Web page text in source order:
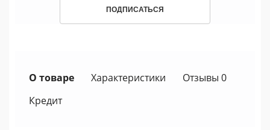
ПОДПИСАТЬСЯ
О товаре Характеристики
Отзывы 0
Кредит